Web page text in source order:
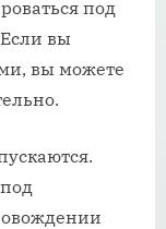
под
вы
вы можете